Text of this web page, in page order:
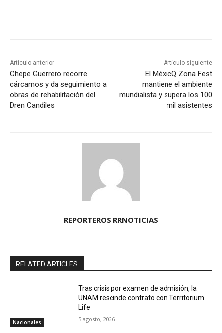
Artículo anterior
Chepe Guerrero recorre
cárcamos y da seguimiento a
obras de rehabilitación del
Dren Candiles
Artículo siguiente
El MéxicQ Zona Fest
mantiene el ambiente
mundialista y supera los 100
mil asistentes
REPORTEROS RRNOTICIAS
RELATED ARTICLES
Nacionales
Tras crisis por examen de admisión, la
UNAM rescinde contrato con Territorium
Life
5 agosto, 2026